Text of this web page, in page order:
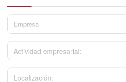
Actividad empresarial:
Localización: